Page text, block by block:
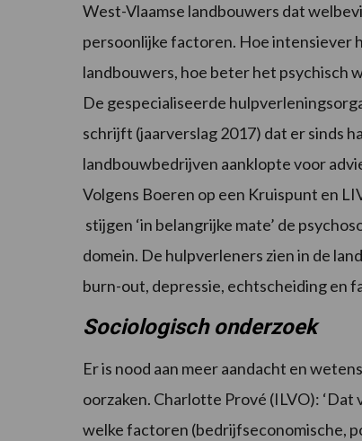
West-Vlaamse landbouwers dat
persoonlijke factoren. Hoe intensiever
landbouwers, hoe beter het psychisch
De gespecialiseerde
schrijft (jaarverslag 2017) dat er sinds
landbouwbedrijven aanklopte voor
Volgens Boeren op een Kruispunt en
stijgen ‘in belangrijke mate’ de
domein. De hulpverleners zien in de
burn-out, depressie, echtscheiding en
Sociologisch onderzoek
Er is nood aan meer aandacht en
oorzaken. Charlotte Prové (ILVO):
welke factoren (bedrijfseconomische,